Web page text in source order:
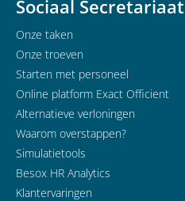
Sociaal Secretariaat
Onze taken
Onze troeven
Starten met personeel
Online platform Exact Officient
Alternatieve verloningen
Waarom overstappen?
Simulatietools
Besox HR Analytics
Klantervaringen